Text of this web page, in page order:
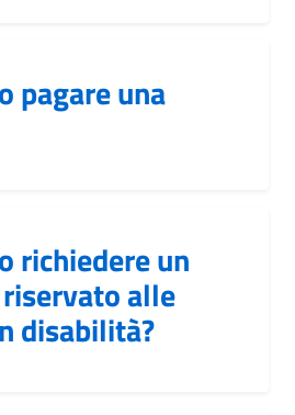
pagare una
richiedere un
alle
disabilità?